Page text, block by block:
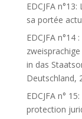
EDCJFA
sa portée
EDCJFA
in das
Deutschland,
EDCJFA n°
protection